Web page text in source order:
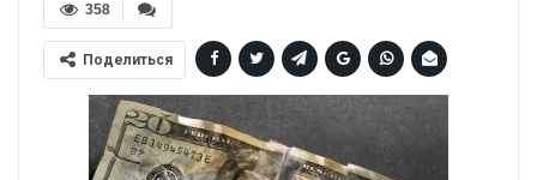
358
Поделиться